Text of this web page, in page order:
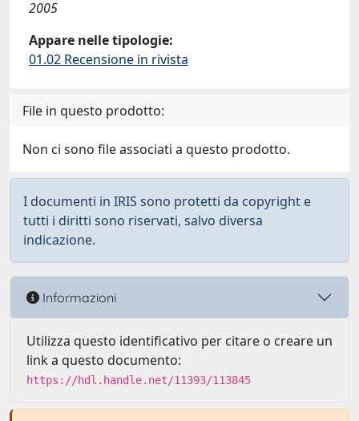
2005
Appare nelle tipologie:
01.02 Recensione in rivista
File in questo prodotto:
Non ci sono file associati a questo prodotto.
I documenti in IRIS sono protetti da copyright e
tutti i diritti sono riservati, salvo diversa
indicazione.
Informazioni
Utilizza questo identificativo per citare o creare un
link a questo documento:
https://hdl.handle.net/11393/113845